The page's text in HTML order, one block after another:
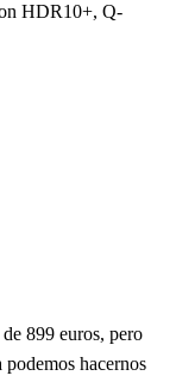
HDR10+, Q-
899 euros, pero
hacernos